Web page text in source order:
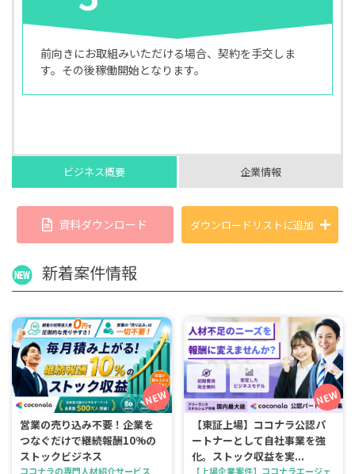
前向きにお取組みいただける場合、契約を手交しま
す。その後稼働開始となります。
ビジネス概要 企業情報
資料ダウンロード ダウンロードリストに追加
新着案件情報
営業の売り込み不要！企業を
つなぐだけで継続報酬10%の
ストックビジネス
ココナラの専門人材紹介サービス
【東証上場】ココナラ公認パ
ートナーとして自社事業を強
化。ストック収益を実...
【上場企業案件】ココナラエージェ